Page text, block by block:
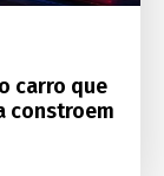
carro que
constroem